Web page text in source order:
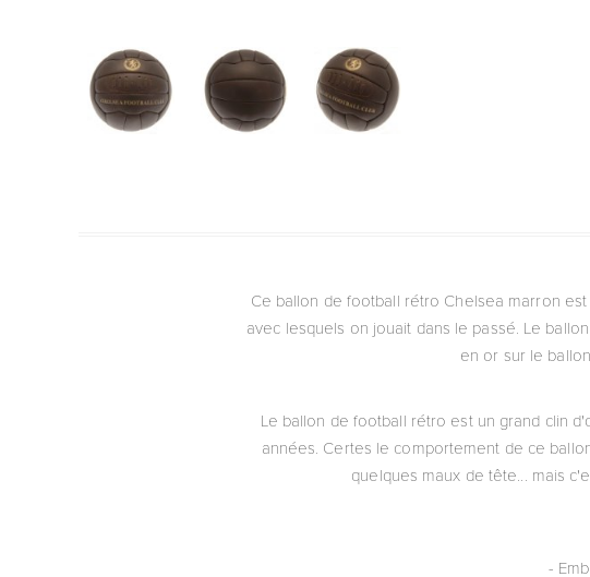
Ce ballon de football rétro Chelsea marron
avec lesquels on jouait dans le passé. Le
en or sur le
Le ballon de football rétro est un grand clin
années. Certes le comportement de ce
quelques maux de tête... mais
-